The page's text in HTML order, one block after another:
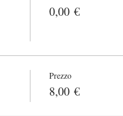
0,00 €
Prezzo
8,00 €